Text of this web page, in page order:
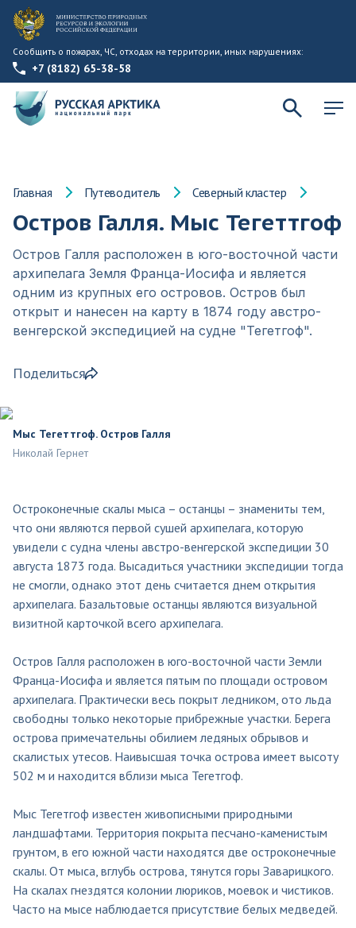
Сообщить о пожарах, ЧС, отходах на территории, иных нарушениях:
+7 (8182) 65-38-58
Главная Путеводитель Северный кластер
Остров Галля. Мыс Тегеттгоф
Остров Галля расположен в юго-восточной части
архипелага Земля Франца-Иосифа и является
одним из крупных его островов. Остров был
открыт и нанесен на карту в 1874 году австро-
венгерской экспедицией на судне "Тегетгоф".
Поделиться
Мыс Тегеттгоф. Остров Галля
Николай Гернет
Остроконечные скалы мыса – останцы – знамениты тем,
что они являются первой сушей архипелага, которую
увидели с судна члены австро-венгерской экспедиции 30
августа 1873 года. Высадиться участники экспедиции тогда
не смогли, однако этот день считается днем открытия
архипелага. Базальтовые останцы являются визуальной
визитной карточкой всего архипелага.
Остров Галля расположен в юго-восточной части Земли
Франца-Иосифа и является пятым по площади островом
архипелага. Практически весь покрыт ледником, ото льда
свободны только некоторые прибрежные участки. Берега
острова примечательны обилием ледяных обрывов и
скалистых утесов. Наивысшая точка острова имеет высоту
502 м и находится вблизи мыса Тегетгоф.
Мыс Тегетгоф известен живописными природными
ландшафтами. Территория покрыта песчано-каменистым
грунтом, в его южной части находятся две остроконечные
скалы. От мыса, вглубь острова, тянутся горы Заварицкого.
На скалах гнездятся колонии люриков, моевок и чистиков.
Часто на мысе наблюдается присутствие белых медведей.